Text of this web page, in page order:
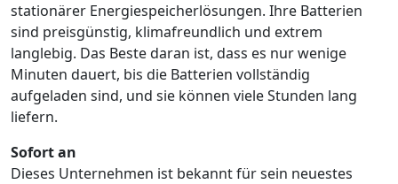
stationärer Energiespeicherlösungen. Ihre Batterien
sind preisgünstig, klimafreundlich und extrem
langlebig. Das Beste daran ist, dass es nur wenige
Minuten dauert, bis die Batterien vollständig
aufgeladen sind, und sie können viele Stunden lang
liefern.
Sofort an
Dieses Unternehmen ist bekannt für sein neuestes